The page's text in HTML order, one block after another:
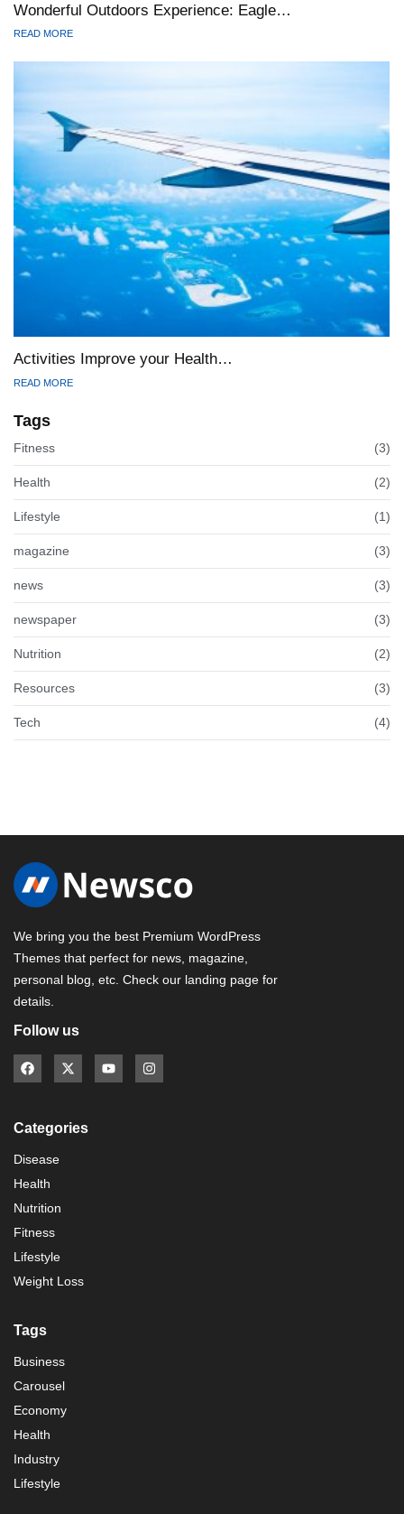
Wonderful Outdoors Experience: Eagle…
READ MORE
Activities Improve your Health…
READ MORE
Tags
Fitness (3)
Health (2)
Lifestyle (1)
magazine (3)
news (3)
newspaper (3)
Nutrition (2)
Resources (3)
Tech (4)
We bring you the best Premium WordPress
Themes that perfect for news, magazine,
personal blog, etc. Check our landing page for
details.
Follow us
Categories
Disease
Health
Nutrition
Fitness
Lifestyle
Weight Loss
Tags
Business
Carousel
Economy
Health
Industry
Lifestyle